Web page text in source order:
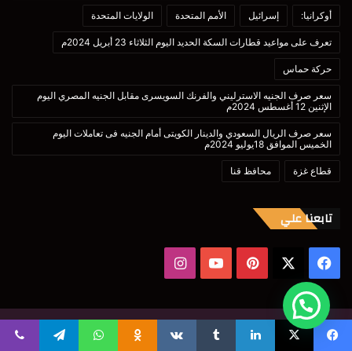
أوكرانيا: إسرائيل الأمم المتحدة الولايات المتحدة
تعرف على مواعيد قطارات السكة الحديد اليوم الثلاثاء 23 أبريل 2024م
حركة حماس
سعر صرف الجنيه الاسترليني والفرنك السويسرى مقابل الجنيه المصري اليوم
الإثنين 12 أغسطس 2024م
سعر صرف الريال السعودي والدينار الكويتى أمام الجنيه فى تعاملات اليوم
الخميس الموافق 18يوليو 2024م
قطاع غزة محافظ قنا
تابعنا علي
فيسبوك بينتيريست‫YouTube
© حقوق النشر 2026، جميع الحقوق محفوظة |
الطبعة الأولى تم